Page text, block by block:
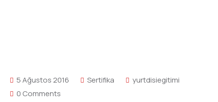
5 Ağustos 2016 Sertifika
yurtdisiegitimi
0 Comments